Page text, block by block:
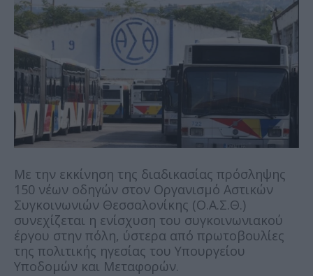
Με την εκκίνηση της διαδικασίας πρόσληψης
150 νέων οδηγών στον Οργανισμό Αστικών
Συγκοινωνιών Θεσσαλονίκης (Ο.Α.Σ.Θ.)
συνεχίζεται η ενίσχυση του συγκοινωνιακού
έργου στην πόλη, ύστερα από πρωτοβουλίες
της πολιτικής ηγεσίας του Υπουργείου
Υποδομών και Μεταφορών.